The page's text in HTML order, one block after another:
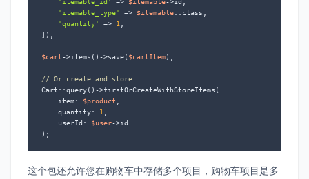
'itemable_id'
=> $itemable->id,
'itemable_type'
=> $itemable::class,
'quantity'
=> 1,
]);
$cart->items()->save( $cartItem);
// Or create and store
Cart::query()->firstOrCreateWithStoreItems(
    item:
$product ,
    quantity:
1,
    userId:
$user->id
);
这个包还允许您在购物车中存储多个项目，购物车项目是多